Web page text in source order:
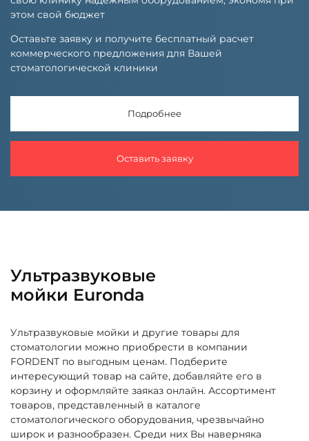
этом свой бюджет
Оставьте заявку и получите бесплатный расчет
коммерческого предложения для Вашей
стоматологической клиники
Подробнее
Оставить заявку
Ультразвуковые
мойки Euronda
Ультразвуковые мойки и другие товары для
стоматологии можно приобрести в компании
FORDENT по выгодным ценам. Подберите
интересующий товар на сайте, добавляйте его в
корзину и оформляйте заяказ онлайн. Ассортимент
товаров, представленный в каталоге
стоматологического оборудования, чрезвычайно
широк и разнообразен. Среди них Вы наверняка